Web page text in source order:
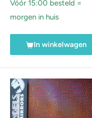
Vóór 15:00 besteld =
morgen in huis
In winkelwagen